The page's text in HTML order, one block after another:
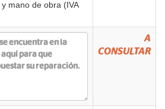
mano de obra (IVA
A
CONSULTAR